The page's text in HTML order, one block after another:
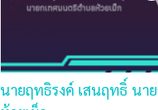
นายฤทธิรงค์ เสนฤทธิ์ นา